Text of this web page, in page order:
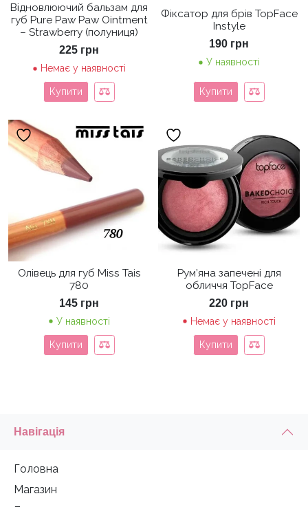
Відновлюючий бальзам для
губ Pure Paw Paw Ointment
– Strawberry (полуниця)
225 грн
Немає у наявності
Купити
Фіксатор для брів TopFace
Instyle
190 грн
У наявності
Купити
Олівець для губ Miss Tais
780
145 грн
У наявності
Купити
Рум’яна запечені для
обличчя TopFace
220 грн
Немає у наявності
Купити
Навігація
Головна
Магазин